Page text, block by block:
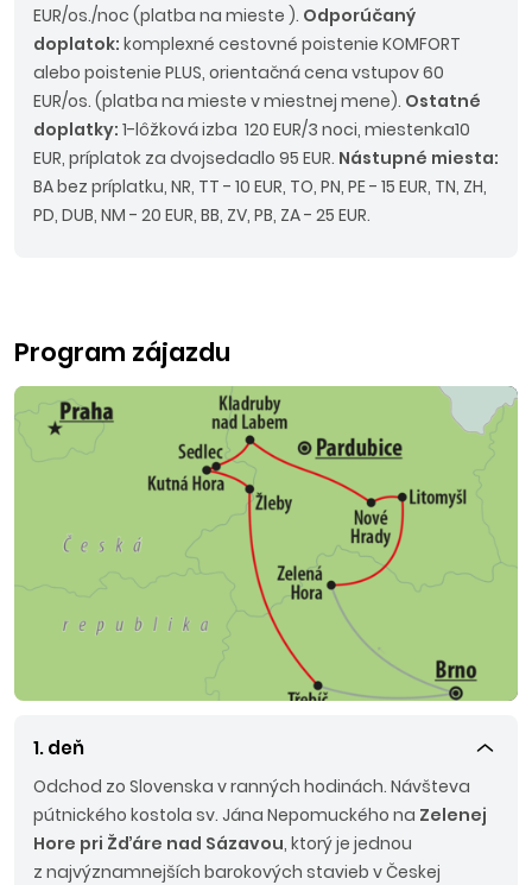
EUR/os./noc (platba na mieste ). Odporúčaný
doplatok: komplexné cestovné poistenie KOMFORT
alebo poistenie PLUS, orientačná cena vstupov 60
EUR/os. (platba na mieste v miestnej mene). Ostatné
doplatky: 1-lôžková izba 120 EUR/3 noci, miestenka10
EUR, príplatok za dvojsedadlo 95 EUR. Nástupné miesta:
BA bez príplatku, NR, TT - 10 EUR, TO, PN, PE - 15 EUR, TN, ZH,
PD, DUB, NM - 20 EUR, BB, ZV, PB, ZA - 25 EUR.
Program zájazdu
1. deň
Odchod zo Slovenska v ranných hodinách. Návšteva
pútnického kostola sv. Jána Nepomuckého na Zelenej
Hore pri Žďáre nad Sázavou, ktorý je jednou
z najvýznamnejších barokových stavieb v Českej